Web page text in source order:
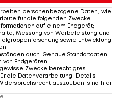
Sebastian
personenbezogene Daten, wie
für die folgenden Zwecke:
auf einem Endgerät;
Messung von Werbeleistung und
sowie Entwicklung
.
auch: Genaue Standortdaten
von Endgeräten.
Zwecke berechtigtes
die Datenverarbeitung. Details
auszuüben, sind hier